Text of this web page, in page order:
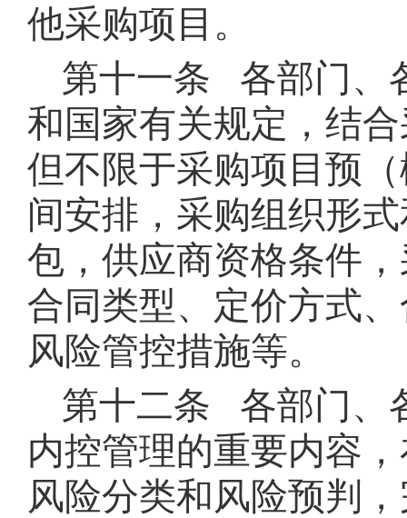
他采购项目。
第十一条 各部门、
和国家有关规定，结
但不限于采购项目预
间安排，采购组织形
包，供应商资格条件
合同类型、定价方式
风险管控措施等。
第十二条 各部门、
内控管理的重要内容
风险分类和风险预判